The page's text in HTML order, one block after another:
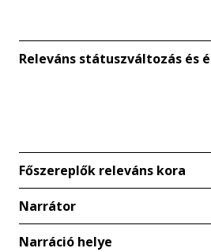
Releváns státuszváltozás és
Főszereplők releváns kora
Narrátor
Narráció helye